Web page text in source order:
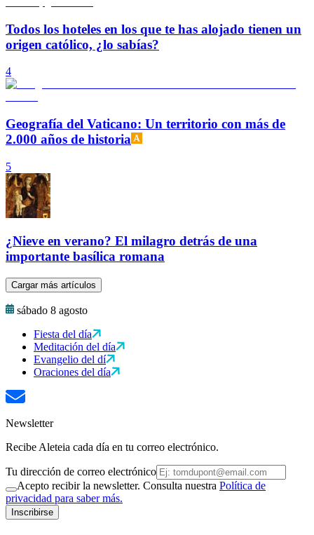
Todos los hoteles en los que te has alojado tienen un
origen católico, ¿lo sabías?
4
Geografía del Vaticano: Un territorio con más de
2.000 años de historia
5
¿Nieve en verano? El milagro detrás de una
importante basílica romana
Cargar más artículos
sábado 8 agosto
Fiesta del día
Meditación del día
Evangelio del dí
Oraciones del día
Newsletter
Recibe Aleteia cada día en tu correo electrónico.
Tu dirección de correo electrónico
Acepto recibir la newsletter. Consulta nuestra Política de
privacidad para saber más.
Inscribirse